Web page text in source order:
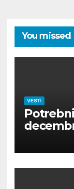
You missed
VESTI